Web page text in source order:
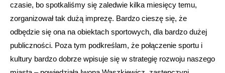
czasie, bo spotkaliśmy się zaledwie kilka miesięcy temu,
zorganizował tak dużą imprezę. Bardzo cieszę się, że
odbędzie się ona na obiektach sportowych, dla bardzo dużej
publiczności. Poza tym podkreślam, że połączenie sportu i
kultury bardzo dobrze wpisuje się w strategię rozwoju naszego